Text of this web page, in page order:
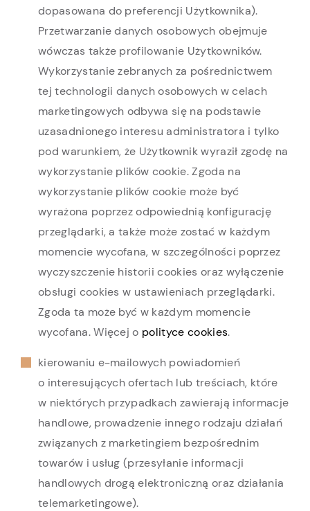
dopasowana do preferencji Użytkownika).
Przetwarzanie danych osobowych obejmuje
wówczas także profilowanie Użytkowników.
Wykorzystanie zebranych za pośrednictwem
tej technologii danych osobowych w celach
marketingowych odbywa się na podstawie
uzasadnionego interesu administratora i tylko
pod warunkiem, że Użytkownik wyraził zgodę na
wykorzystanie plików cookie. Zgoda na
wykorzystanie plików cookie może być
wyrażona poprzez odpowiednią konfigurację
przeglądarki, a także może zostać w każdym
momencie wycofana, w szczególności poprzez
wyczyszczenie historii cookies oraz wyłączenie
obsługi cookies w ustawieniach przeglądarki.
Zgoda ta może być w każdym momencie
wycofana. Więcej o polityce cookies.
kierowaniu e-mailowych powiadomień
o interesujących ofertach lub treściach, które
w niektórych przypadkach zawierają informacje
handlowe, prowadzenie innego rodzaju działań
związanych z marketingiem bezpośrednim
towarów i usług (przesyłanie informacji
handlowych drogą elektroniczną oraz działania
telemarketingowe).